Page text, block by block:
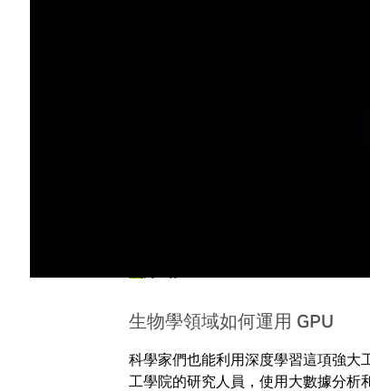
關於宇宙的起源，還有黑洞等宇宙
這套在 SciNet HPC Consortium 的
，這
在伊利諾大學厄巴納-香檳分校的國
加州大學聖克魯茲分校與普林斯頓
生物學領域如何運用 GPU
科學家們也能利用深度學習這項強大
工學院的研究人員，使用大數據分析